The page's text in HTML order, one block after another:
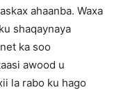
ahaanba. Waxa
shaqaynaya
ka soo
awood u
la rabo ku hago